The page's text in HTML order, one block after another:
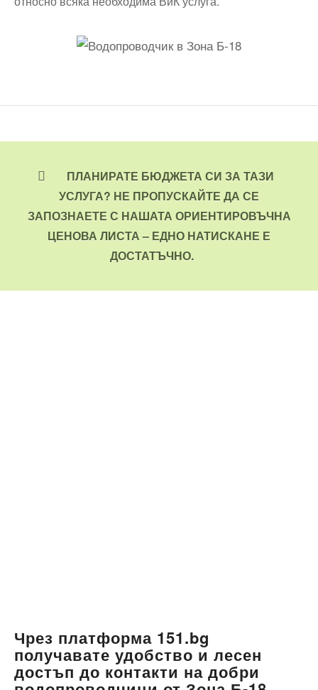
ПЛАНИРАТЕ БЮДЖЕТА СИ ЗА ТАЗИ
УСЛУГА? НЕ ПРОПУСКАЙТЕ ДА СЕ
ЗАПОЗНАЕТЕ С НАШАТА ОРИЕНТИРОВЪЧНА
ЦЕНОВА ЛИСТА – ЕДНО НАТИСКАНЕ Е
ДОСТАТЪЧНО.
Чрез платформа 151.bg
получавате удобство и лесен
достъп до контакти на добри